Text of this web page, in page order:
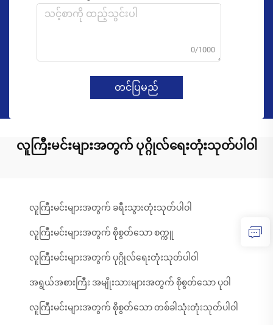
0/1000
တင်ပြမည်
လူကြီးမင်းများအတွက် ပုဂ္ဂိုလ်ရေးတုံးသုတ်ပါဝါ
လူကြီးမင်းများအတွက် ခရီးသွားတုံးသုတ်ပါဝါ
လူကြီးမင်းများအတွက် စိုစွတ်သော စက္ကူ
လူကြီးမင်းများအတွက် ပုဂ္ဂိုလ်ရေးတုံးသုတ်ပါဝါ
အရွယ်အစားကြီး အမျိုးသားများအတွက် စိုစွတ်သော ပုဝါ
လူကြီးမင်းများအတွက် စိုစွတ်သော တစ်ခါသုံးတုံးသုတ်ပါဝါ